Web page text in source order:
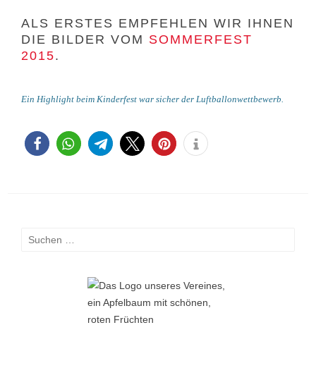
ALS ERSTES EMPFEHLEN WIR IHNEN
DIE BILDER VOM SOMMERFEST
2015.
Ein Highlight beim Kinderfest war sicher der Luftballonwettbewerb.
Suchen